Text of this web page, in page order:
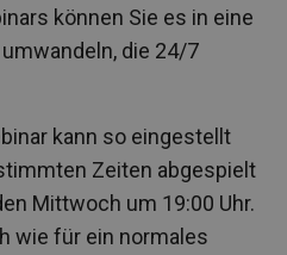
können Sie es in eine
die 24/7
kann so eingestellt
Zeiten abgespielt
Mittwoch um 19:00 Uhr.
wie für ein normales